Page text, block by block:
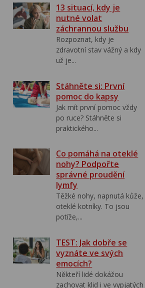
13 situací, kdy je
nutné volat
záchrannou službu
Rozpoznat, kdy je
zdravotní stav vážný a kdy
už je...
Stáhněte si: První
pomoc do kapsy
Jak mít první pomoc vždy
po ruce? Stáhněte si
praktického...
Co pomáhá na oteklé
nohy? Podpořte
správné proudění
lymfy
Těžké nohy, napnutá kůže,
oteklé kotníky. To jsou
potíže,...
TEST: Jak dobře se
vyznáte ve svých
emocích?
Někteří lidé dokážou
zachovat klid i ve vypjatých